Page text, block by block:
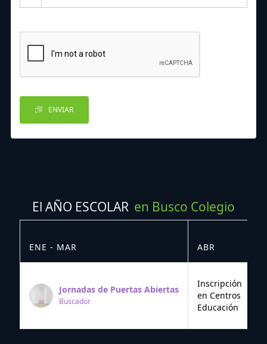
ENVIAR
El AÑO ESCOLAR en Busco Colegio
ENE - MAR ABR
Jornadas de Puertas Abiertas
Buscador
Inscripción
en Centros
Educación